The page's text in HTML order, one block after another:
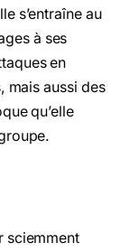
s’entraîne au
à ses
en
mais aussi des
qu’elle
sciemment